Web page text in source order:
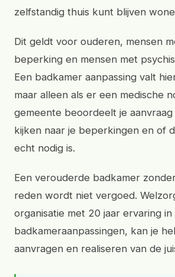
zelfstandig thuis kunt blijven
Dit geldt voor ouderen, mensen
beperking en mensen met
Een badkamer aanpassing valt
maar alleen als er een medische
gemeente beoordeelt je aanvraag
kijken naar je beperkingen en of
echt nodig is.
Een verouderde badkamer
reden wordt niet vergoed.
organisatie met 20 jaar ervaring in
badkameraanpassingen, kan je
aanvragen en realiseren van de